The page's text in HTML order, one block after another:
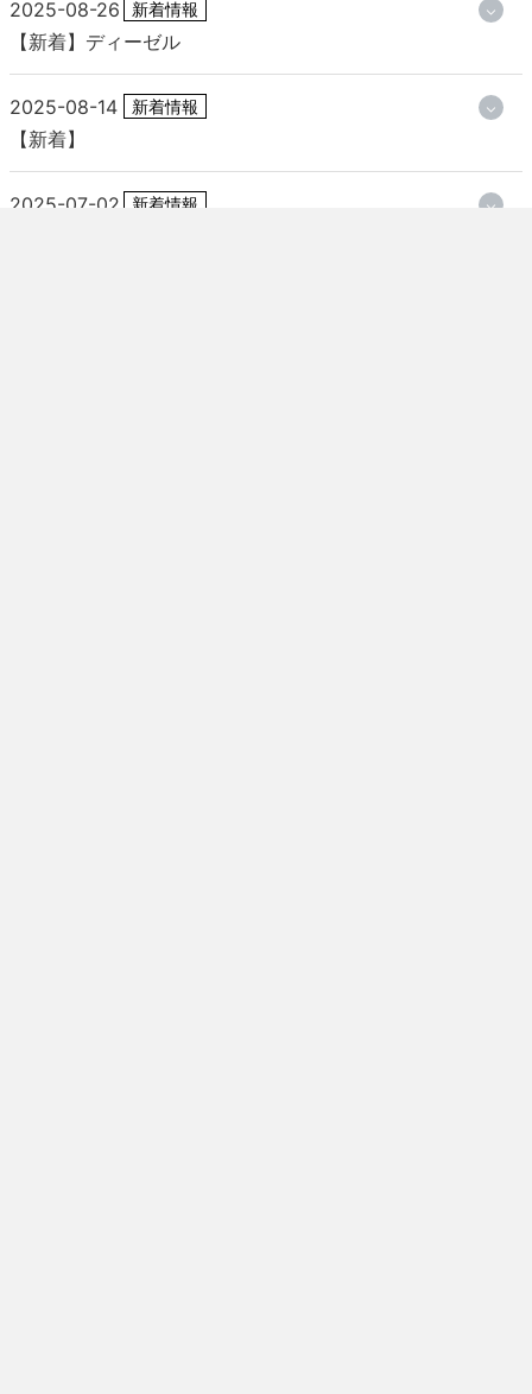
2025-08-26 新着情報
【新着】ディーゼル
2025-08-14 新着情報
【新着】
2025-07-02 新着情報